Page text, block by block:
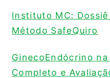
Instituto MC:
Método SafeQuiro
GinecoEndócrino
Completo e